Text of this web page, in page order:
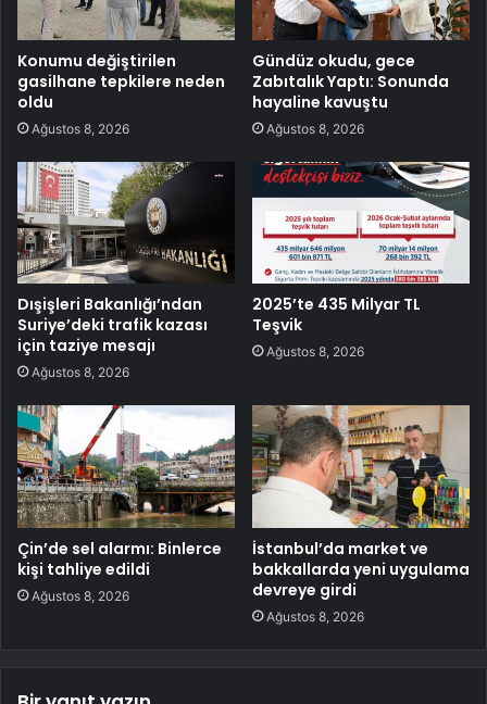
Konumu değiştirilen
gasilhane tepkilere neden
oldu
Ağustos 8, 2026
Gündüz okudu, gece
Zabıtalık Yaptı: Sonunda
hayaline kavuştu
Ağustos 8, 2026
Dışişleri Bakanlığı’ndan
Suriye’deki trafik kazası
için taziye mesajı
Ağustos 8, 2026
2025’te 435 Milyar TL
Teşvik
Ağustos 8, 2026
Çin’de sel alarmı: Binlerce
kişi tahliye edildi
Ağustos 8, 2026
İstanbul’da market ve
bakkallarda yeni uygulama
devreye girdi
Ağustos 8, 2026